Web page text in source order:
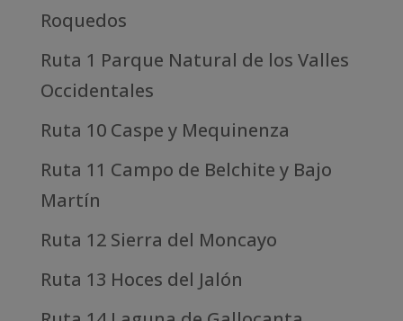
Roquedos
Ruta 1 Parque Natural de los Valles
Occidentales
Ruta 10 Caspe y Mequinenza
Ruta 11 Campo de Belchite y Bajo
Martín
Ruta 12 Sierra del Moncayo
Ruta 13 Hoces del Jalón